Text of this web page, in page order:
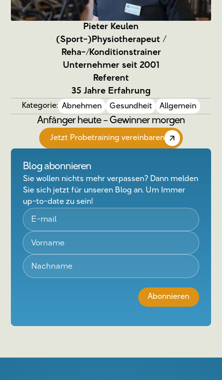
Pieter Keulen
(Sport-)Physiotherapeut /
Reha-/Konditionstrainer
Unternehmer seit 2001
Referent
35 Jahre Erfahrung
Kategorie: Abnehmen Gesundheit Allgemein
Anfänger heute – Gewinner morgen
Jetzt Probetraining vereinbaren
Blog abonnieren
Sie wollen nichts mehr verpassen? Dann melden
Sie sich jetzt für unseren Blog an. Um Immer
up-to-date zu sein!